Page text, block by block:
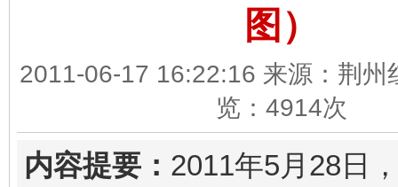
图）
2011-06-17 16:22:16 来源：荆州
览： 4914次
内容提要： 2011年5月28日